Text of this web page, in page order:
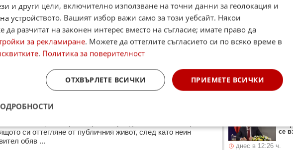
концерт в „Холивуд Боул“ в последния
преди шоуто
американска рок група ZZ Top отмени концерта си в
зала „Холивуд Боул“ в Лос Анджелис броени часове
...
проговори за оттеглянето си след края на
си оттегляне от публичния живот, след като неин
обяв ...
НОВИ
се
днес в 12:26 ч.
и други цели, включително използване на точни данни за геолокация и
устройството. Вашият избор важи само за този уебсайт. Някои
да разчитат на законен интерес вместо на съгласие; имате право да
за рекламиране. Можете да оттеглите съгласието си по всяко време в
. Политика за поверителност
ПРИЕМЕТЕ ВСИЧКИ
ОТХВЪРЛЕТЕ ВСИЧКИ